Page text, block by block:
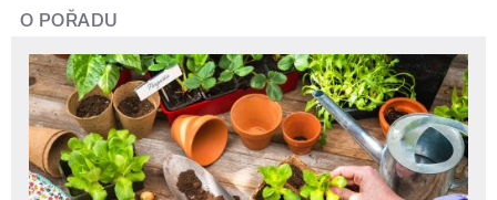
O POŘADU